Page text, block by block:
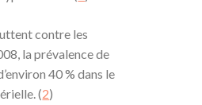
contre les
la prévalence de
40 % dans le
(2)